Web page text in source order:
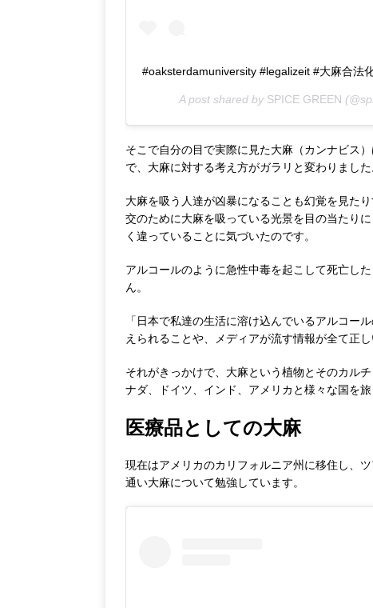
#oaksterdamuniversity #legalizeit #大麻合法
A post shared by SPICE GREEN
そこで自分の目で実際に見た大麻（カンナビス
で、大麻に対する考え方がガラリと変わりました
大麻を吸う人達が凶暴になることも幻覚を見た
交のために大麻を吸っている光景を目の当たり
く違っていることに気づいたのです。
アルコールのように急性中毒を起こして死亡し
ん。
「日本で私達の生活に溶け込んでいるアルコー
えられることや、メディアが流す情報が全て正
それがきっかけで、大麻という植物とそのカル
ナダ、ドイツ、インド、アメリカと様々な国を旅
医療品としての大麻
現在はアメリカのカリフォルニア州に移住し、
通い大麻について勉強しています。